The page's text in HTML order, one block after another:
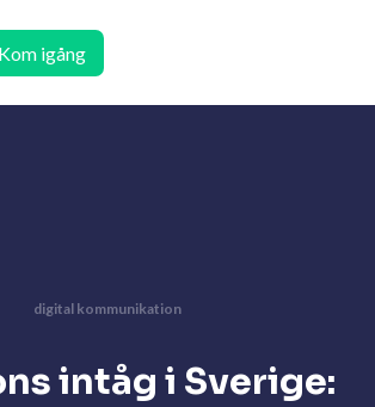
Kom igång
digital kommunikation
intåg i Sverige: